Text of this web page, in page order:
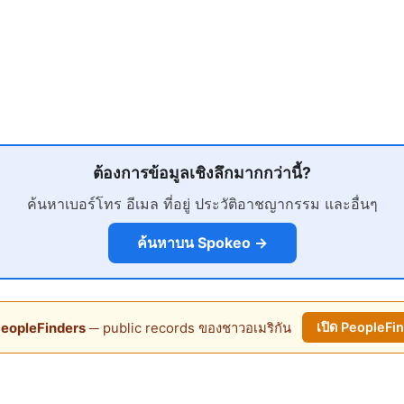
ต้องการข้อมูลเชิงลึกมากกว่านี้?
ค้นหาเบอร์โทร อีเมล ที่อยู่ ประวัติอาชญากรรม และอื่นๆ
ค้นหาบน Spokeo →
─ public records ของชาวอเมริกัน เปิด